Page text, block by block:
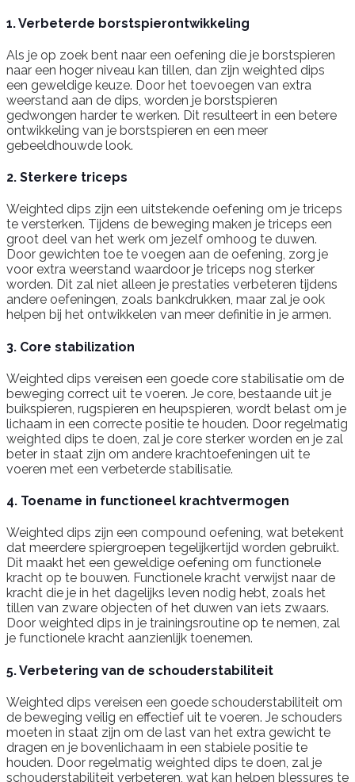
1. Verbeterde borstspierontwikkeling
Als je op zoek bent naar een oefening die je borstspieren
naar een hoger niveau kan tillen, dan zijn weighted dips
een geweldige keuze. Door het toevoegen van extra
weerstand aan de dips, worden je borstspieren
gedwongen harder te werken. Dit resulteert in een betere
ontwikkeling van je borstspieren en een meer
gebeeldhouwde look.
2. Sterkere triceps
Weighted dips zijn een uitstekende oefening om je triceps
te versterken. Tijdens de beweging maken je triceps een
groot deel van het werk om jezelf omhoog te duwen.
Door gewichten toe te voegen aan de oefening, zorg je
voor extra weerstand waardoor je triceps nog sterker
worden. Dit zal niet alleen je prestaties verbeteren tijdens
andere oefeningen, zoals bankdrukken, maar zal je ook
helpen bij het ontwikkelen van meer definitie in je armen.
3. Core stabilization
Weighted dips vereisen een goede core stabilisatie om de
beweging correct uit te voeren. Je core, bestaande uit je
buikspieren, rugspieren en heupspieren, wordt belast om je
lichaam in een correcte positie te houden. Door regelmatig
weighted dips te doen, zal je core sterker worden en je zal
beter in staat zijn om andere krachtoefeningen uit te
voeren met een verbeterde stabilisatie.
4. Toename in functioneel krachtvermogen
Weighted dips zijn een compound oefening, wat betekent
dat meerdere spiergroepen tegelijkertijd worden gebruikt.
Dit maakt het een geweldige oefening om functionele
kracht op te bouwen. Functionele kracht verwijst naar de
kracht die je in het dagelijks leven nodig hebt, zoals het
tillen van zware objecten of het duwen van iets zwaars.
Door weighted dips in je trainingsroutine op te nemen, zal
je functionele kracht aanzienlijk toenemen.
5. Verbetering van de schouderstabiliteit
Weighted dips vereisen een goede schouderstabiliteit om
de beweging veilig en effectief uit te voeren. Je schouders
moeten in staat zijn om de last van het extra gewicht te
dragen en je bovenlichaam in een stabiele positie te
houden. Door regelmatig weighted dips te doen, zal je
schouderstabiliteit verbeteren, wat kan helpen blessures te